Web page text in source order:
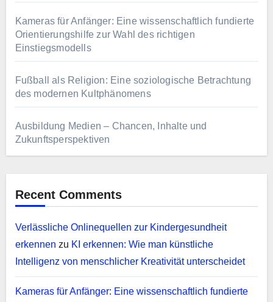
Kameras für Anfänger: Eine wissenschaftlich fundierte
Orientierungshilfe zur Wahl des richtigen
Einstiegsmodells
Fußball als Religion: Eine soziologische Betrachtung
des modernen Kultphänomens
Ausbildung Medien – Chancen, Inhalte und
Zukunftsperspektiven
Recent Comments
Verlässliche Onlinequellen zur Kindergesundheit
erkennen zu KI erkennen: Wie man künstliche
Intelligenz von menschlicher Kreativität unterscheidet
Kameras für Anfänger: Eine wissenschaftlich fundierte